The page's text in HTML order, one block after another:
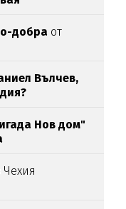
добра от
Вълчев,
Нов дом"
Чехия